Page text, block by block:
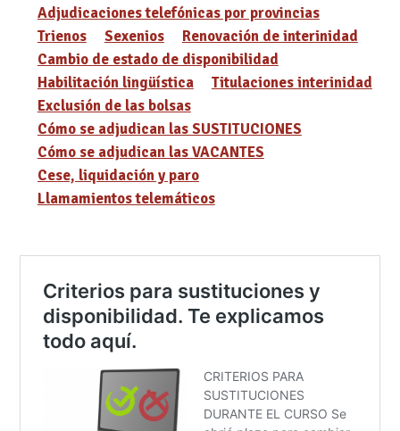
Adjudicaciones telefónicas por provincias
Trienos
Sexenios
Renovación de interinidad
Cambio de estado de disponibilidad
Habilitación lingüística
Titulaciones interinidad
Exclusión de las bolsas
Cómo se adjudican las SUSTITUCIONES
Cómo se adjudican las VACANTES
Cese, liquidación y paro
Llamamientos telemáticos